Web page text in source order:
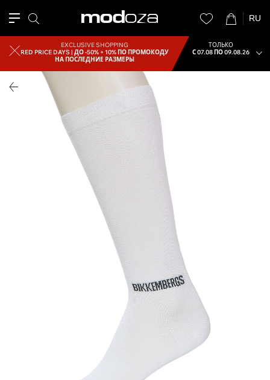
RU
EXCLUSIVE SHOPPING
RED PRICE DAYS |ДО -50% + 10% ПО ПРОМОКОДУ
НА ПОСЛЕДНИЕ РАЗМЕРЫ
ТОЛЬКО
С 07.08 ПО 09.08.26